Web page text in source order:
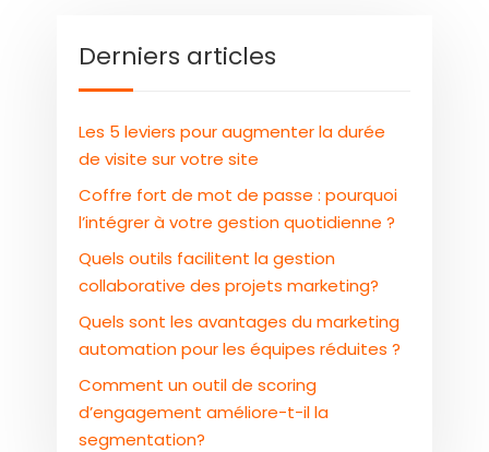
Derniers articles
Les 5 leviers pour augmenter la durée
de visite sur votre site
Coffre fort de mot de passe : pourquoi
l’intégrer à votre gestion quotidienne ?
Quels outils facilitent la gestion
collaborative des projets marketing?
Quels sont les avantages du marketing
automation pour les équipes réduites ?
Comment un outil de scoring
d’engagement améliore-t-il la
segmentation?